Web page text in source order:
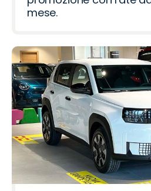
mese.